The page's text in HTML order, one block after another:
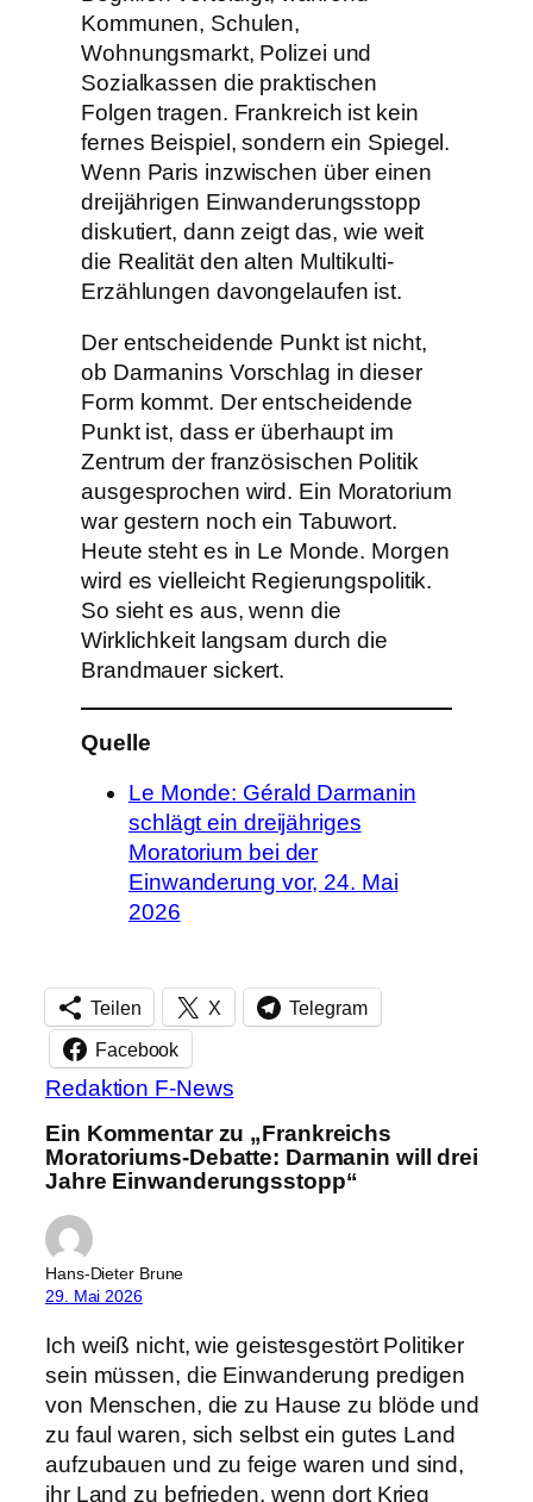
Kommunen, Schulen,
Wohnungsmarkt, Polizei und
Sozialkassen die praktischen
Folgen tragen. Frankreich ist kein
fernes Beispiel, sondern ein Spiegel.
Wenn Paris inzwischen über einen
dreijährigen Einwanderungsstopp
diskutiert, dann zeigt das, wie weit
die Realität den alten Multikulti-
Erzählungen davongelaufen ist.
Der entscheidende Punkt ist nicht,
ob Darmanins Vorschlag in dieser
Form kommt. Der entscheidende
Punkt ist, dass er überhaupt im
Zentrum der französischen Politik
ausgesprochen wird. Ein Moratorium
war gestern noch ein Tabuwort.
Heute steht es in Le Monde. Morgen
wird es vielleicht Regierungspolitik.
So sieht es aus, wenn die
Wirklichkeit langsam durch die
Brandmauer sickert.
Quelle
Le Monde: Gérald Darmanin
schlägt ein dreijähriges
Moratorium bei der
Einwanderung vor, 24. Mai
2026
Teilen X Telegram
Facebook
Redaktion F-News
Ein Kommentar zu „Frankreichs
Moratoriums-Debatte: Darmanin will drei
Jahre Einwanderungsstopp“
Hans-Dieter Brune
29. Mai 2026
Ich weiß nicht, wie geistesgestört Politiker
sein müssen, die Einwanderung predigen
von Menschen, die zu Hause zu blöde und
zu faul waren, sich selbst ein gutes Land
aufzubauen und zu feige waren und sind,
ihr Land zu befrieden, wenn dort Krieg